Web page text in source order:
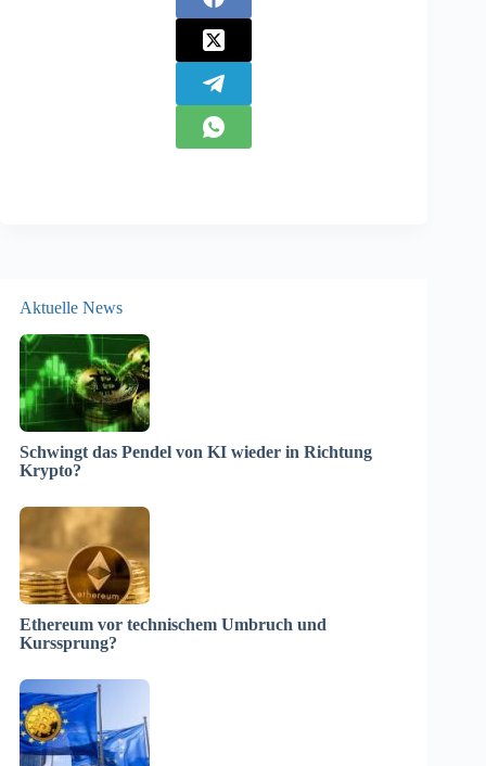
Aktuelle News
Schwingt das Pendel von KI wieder in Richtung
Krypto?
Ethereum vor technischem Umbruch und
Kurssprung?